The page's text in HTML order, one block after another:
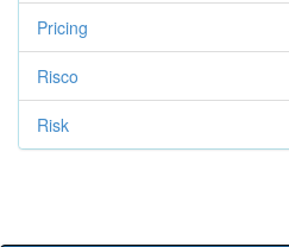
Pricing
Risco
Risk